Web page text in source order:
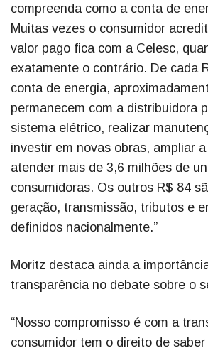
compreenda como a conta de
Muitas vezes o consumidor
valor pago fica com a Celesc,
exatamente o contrário. De cada
conta de energia,
permanecem com a distribuidora
sistema elétrico, realizar
investir em novas obras, ampliar
atender mais de 3,6 milhões de
consumidoras. Os outros R$ 84
geração, transmissão, tributos e
definidos nacionalmente.”
Moritz destaca ainda a
transparência no debate sobre o
“Nosso compromisso é com a
consumidor tem o direito de